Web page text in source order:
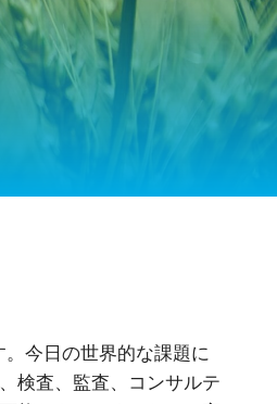
今日の世界的な課題に
検査、監査、コンサルテ